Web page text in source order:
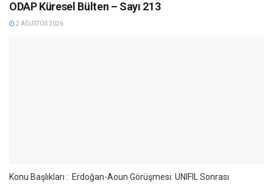
ODAP Küresel Bülten – Sayı 213
2 AĞUSTOS 2026
Konu Başlıkları : Erdoğan-Aoun Görüşmesi: UNIFIL Sonrası